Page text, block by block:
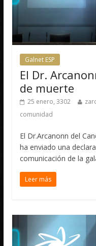
Galnet ESP
El Dr.
de muerte
25 enero, 3302
comunidad
El Dr.Arcanonn del
ha enviado una
comunicación de la
Leer más